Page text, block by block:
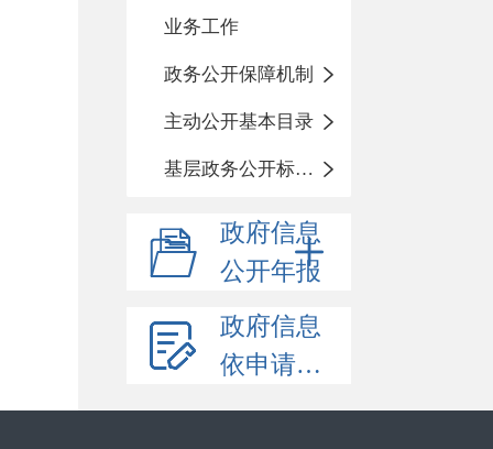
业务工作
政务公开保障机制
主动公开基本目录
基层政务公开标准化目录
政府信息
公开年报
政府信息
依申请公开